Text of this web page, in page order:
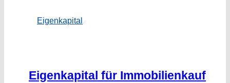
Eigenkapital
Eigenkapital für Immobilienkauf